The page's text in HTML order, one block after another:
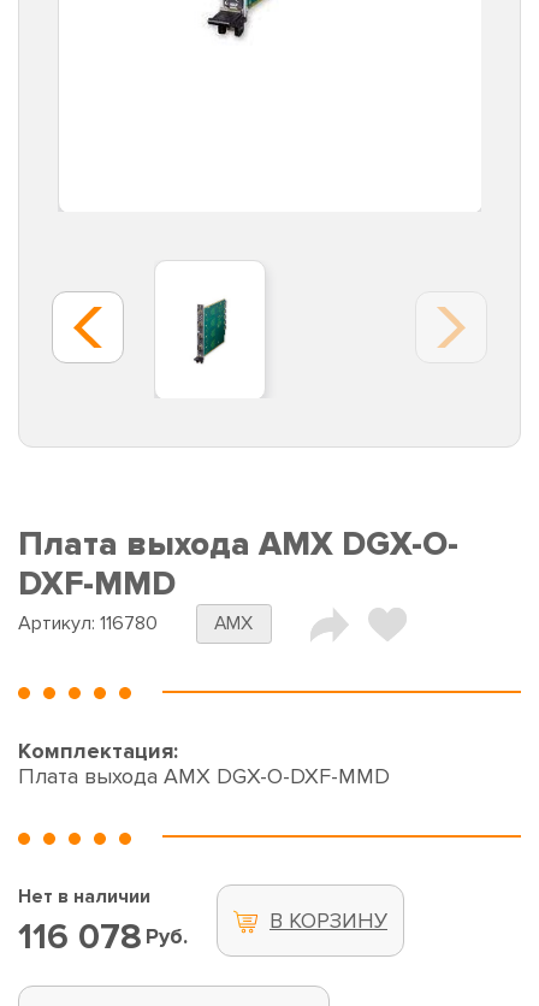
Плата выхода AMX DGX-O-
DXF-MMD
Артикул: 116780 AMX
Комплектация:
Плата выхода AMX DGX-O-DXF-MMD
Нет в наличии
116 078 Руб.
В КОРЗИНУ